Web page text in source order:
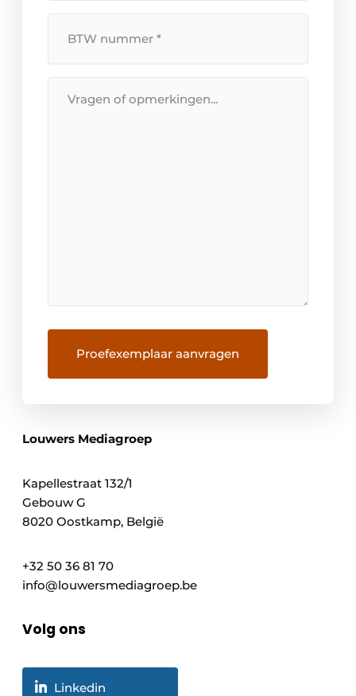
Nummer
*
Louwers Mediagroep
Kapellestraat 132/1
Gebouw G
8020 Oostkamp, België
+32 50 36 81 70
info@louwersmediagroep.be
Volg ons
Linkedin